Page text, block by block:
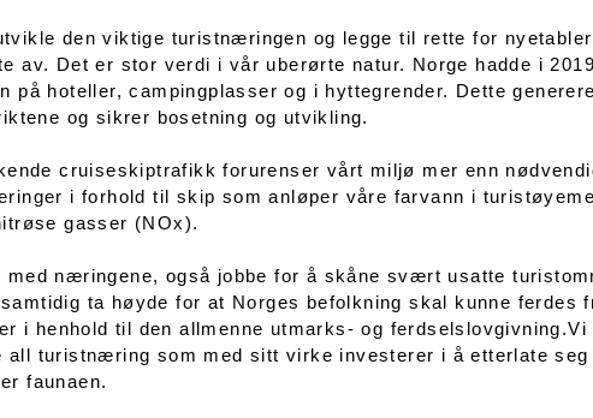
den viktige turistnæringen og legge til rette for
av. Det er stor verdi i vår uberørte natur. Norge hadde i
på hoteller, campingplasser og i hyttegrender. Dette
og sikrer bosetning og utvikling.
cruiseskiptrafikk forurenser vårt miljø mer enn
i forhold til skip som anløper våre farvann i
gasser (NOx).
med næringene, også jobbe for å skåne svært usatte
ta høyde for at Norges befolkning skal kunne ferdes
i henhold til den allmenne utmarks- og ferdselslovgivning.Vi
all turistnæring som med sitt virke investerer i å etterlate
faunaen.